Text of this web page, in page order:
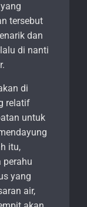
tersebut
dan
di nanti
di
relatif
untuk
itu,
yang
air,